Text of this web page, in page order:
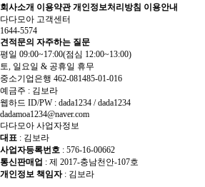
회사소개 이용약관 개인정보처리방침 이용안내
다다모아 고객센터
1644-5574
견적문의 자주하는 질문
평일 09:00~17:00(점심 12:00~13:00)
토, 일요일 & 공휴일 휴무
중소기업은행 462-081485-01-016
예금주 : 김보라
웹하드 ID/PW : dada1234 / dada1234
dadamoa1234@naver.com
다다모아 사업자정보
대표 : 김보라
사업자등록번호 : 576-16-00662
통신판매업 : 제 2017-충남천안-107호
개인정보 책임자: 김보라